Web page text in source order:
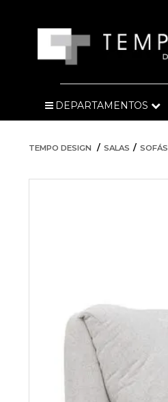
DEPARTAMENTOS
TEMPO DESIGN SALAS SOFÁS